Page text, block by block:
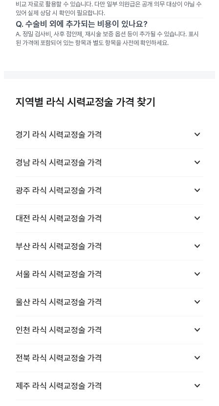
비교 자료로 활용할 수 있습니다. 다만 일부 의원급은 공개 의무 대상이 아닐 수
있어 실제 상담 시 확인이 필요합니다.
Q. 수술비 외에 추가되는 비용이 있나요?
A. 정밀 검사비, 사후 점안제, 재시술 보증 옵션 등이 추가될 수 있습니다. 표시
된 가격에 포함되어 있는 항목과 별도 항목을 사전에 확인하세요.
지역별 라식 시력교정술 가격 찾기
경기 라식 시력교정술 가격 keyboard_arrow_down
경남 라식 시력교정술 가격 keyboard_arrow_down
광주 라식 시력교정술 가격 keyboard_arrow_down
대전 라식 시력교정술 가격 keyboard_arrow_down
부산 라식 시력교정술 가격 keyboard_arrow_down
서울 라식 시력교정술 가격 keyboard_arrow_down
울산 라식 시력교정술 가격 keyboard_arrow_down
인천 라식 시력교정술 가격 keyboard_arrow_down
전북 라식 시력교정술 가격 keyboard_arrow_down
제주 라식 시력교정술 가격 keyboard_arrow_down